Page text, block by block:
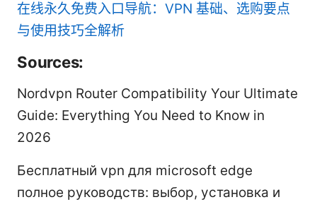
在线永久免费入口导航：VPN 基础、选购要点
与使用技巧全解析
Sources:
Nordvpn Router Compatibility Your Ultimate
Guide: Everything You Need to Know in
2026
Бесплатный vpn для microsoft edge
полное руководств: выбор, установка и